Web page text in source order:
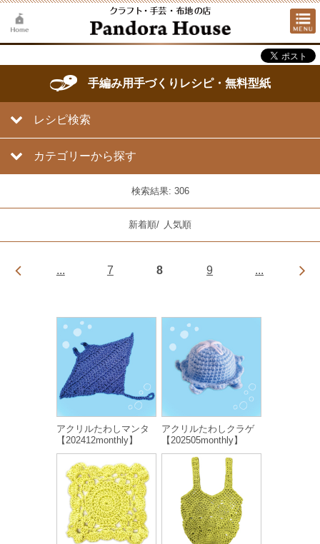
手編み用手づくりレシピ・無料型紙
レシピ検索
カテゴリーから探す
検索結果: 306
新着順/ 人気順
... 7 8 9 ...
アクリルたわしマンタ
【202412monthly】
アクリルたわしクラゲ
【202505monthly】